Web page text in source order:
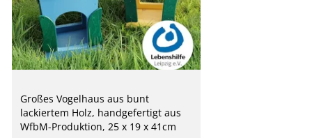
Großes Vogelhaus aus bunt
lackiertem Holz, handgefertigt aus
WfbM-Produktion, 25 x 19 x 41cm